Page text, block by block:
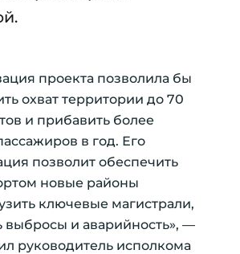
проекта позволила бы
охват территории до 70
и прибавить более
в год. Его
позволит обеспечить
новые районы
ключевые магистрали,
выбросы и аварийность», —
руководитель исполкома